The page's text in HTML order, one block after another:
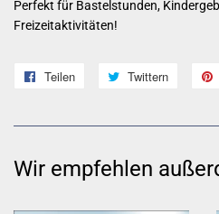
Perfekt für Bastelstunden,
Freizeitaktivitäten!
Teilen
teilen
Twittern
twittern
Wir empfehlen